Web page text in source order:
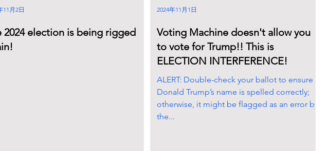
2024 election is being rigged
11月2日
Voting Machine doesn't allow you
to vote for Trump!! This is
ELECTION INTERFERENCE!
ALERT: Double-check your ballot to ensure
Donald Trump’s name is spelled correctly;
otherwise, it might be flagged as an error by
the...
2024年11月1日